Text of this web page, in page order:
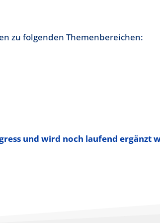
zu folgenden Themenbereichen:
und wird noch laufend ergänzt